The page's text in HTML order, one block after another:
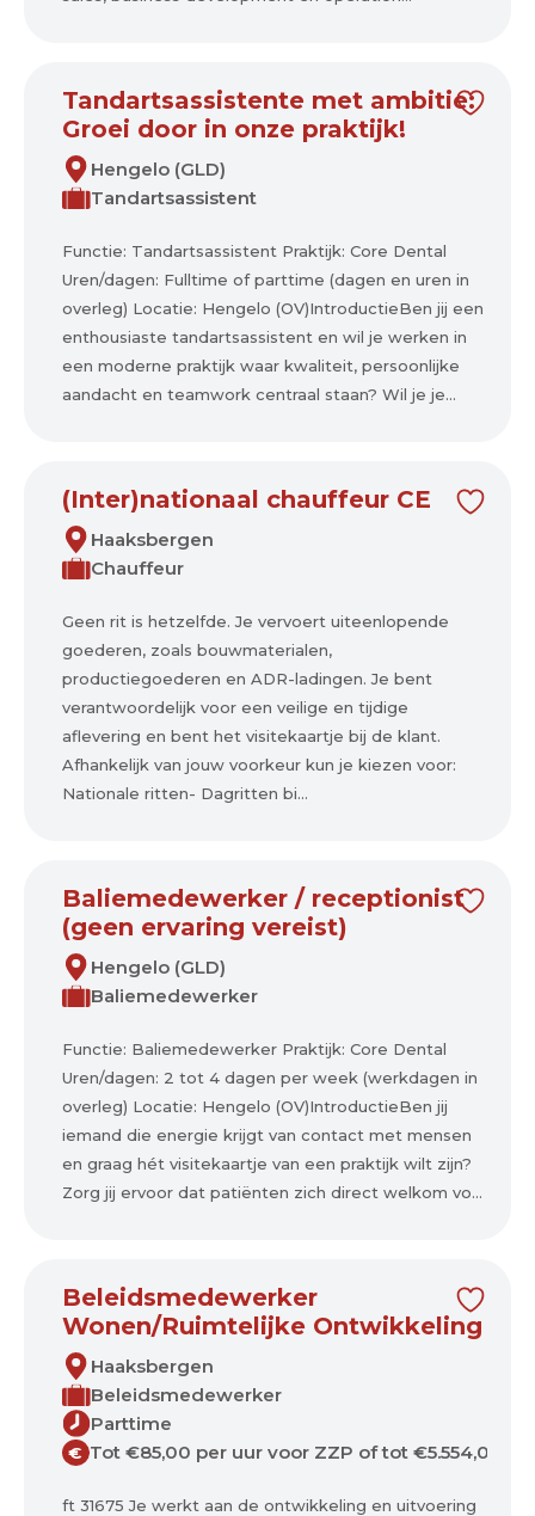
Tandartsassistente met ambitie:
Groei door in onze praktijk!
Hengelo (GLD)
Tandartsassistent
Functie: Tandartsassistent Praktijk: Core Dental
Uren/dagen: Fulltime of parttime (dagen en uren in
overleg) Locatie: Hengelo (OV)IntroductieBen jij een
enthousiaste tandartsassistent en wil je werken in
een moderne praktijk waar kwaliteit, persoonlijke
aandacht en teamwork centraal staan? Wil je je...
(Inter)nationaal chauffeur CE
Haaksbergen
Chauffeur
Geen rit is hetzelfde. Je vervoert uiteenlopende
goederen, zoals bouwmaterialen,
productiegoederen en ADR-ladingen. Je bent
verantwoordelijk voor een veilige en tijdige
aflevering en bent het visitekaartje bij de klant.
Afhankelijk van jouw voorkeur kun je kiezen voor:
Nationale ritten- Dagritten bi...
Baliemedewerker / receptionist
(geen ervaring vereist)
Hengelo (GLD)
Baliemedewerker
Functie: Baliemedewerker Praktijk: Core Dental
Uren/dagen: 2 tot 4 dagen per week (werkdagen in
overleg) Locatie: Hengelo (OV)IntroductieBen jij
iemand die energie krijgt van contact met mensen
en graag hét visitekaartje van een praktijk wilt zijn?
Zorg jij ervoor dat patiënten zich direct welkom vo...
Beleidsmedewerker
Wonen/Ruimtelijke Ontwikkeling
Haaksbergen
Beleidsmedewerker
Parttime
€ Tot €85,00 per uur voor ZZP of tot €5.554,00
ft 31675 Je werkt aan de ontwikkeling en uitvoering